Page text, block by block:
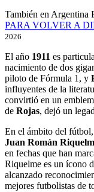
También en Argentina
PARA VOLVER A
2026
El año 1911 es
nacimiento de dos
piloto de Fórmula 1, y
influyentes de la
convirtió en un
de Rojas, dejó un
En el ámbito del
Juan Román
en fechas que han
Riquelme es un ícono
alcanzado
mejores futbolistas de